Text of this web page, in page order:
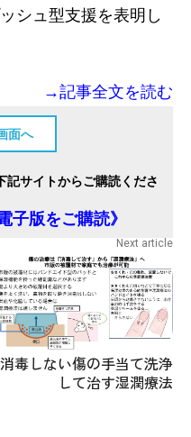
シュ型支援を表明し
→記事全文を読む
面へ
記サイトからご購読くださ
子版をご購読》
Next article
消毒しない傷の手当て洗浄
して治す湿潤療法